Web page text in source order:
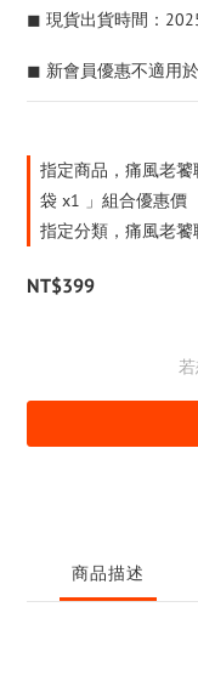
◼︎ 現貨出貨時間：
◼︎ 新會員優惠不適用
指定商品，痛風老
袋 x1 」組合優惠價
指定分類，痛風老
NT$399
商品描述